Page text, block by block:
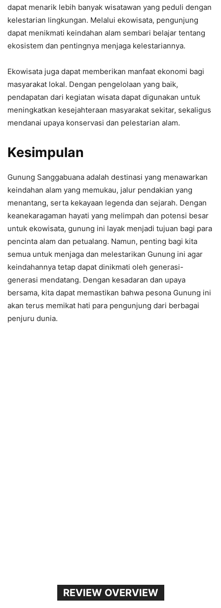
dapat menarik lebih banyak wisatawan yang peduli dengan
kelestarian lingkungan. Melalui ekowisata, pengunjung
dapat menikmati keindahan alam sembari belajar tentang
ekosistem dan pentingnya menjaga kelestariannya.
Ekowisata juga dapat memberikan manfaat ekonomi bagi
masyarakat lokal. Dengan pengelolaan yang baik,
pendapatan dari kegiatan wisata dapat digunakan untuk
meningkatkan kesejahteraan masyarakat sekitar, sekaligus
mendanai upaya konservasi dan pelestarian alam.
Kesimpulan
Gunung Sanggabuana adalah destinasi yang menawarkan
keindahan alam yang memukau, jalur pendakian yang
menantang, serta kekayaan legenda dan sejarah. Dengan
keanekaragaman hayati yang melimpah dan potensi besar
untuk ekowisata, gunung ini layak menjadi tujuan bagi para
pencinta alam dan petualang. Namun, penting bagi kita
semua untuk menjaga dan melestarikan Gunung ini agar
keindahannya tetap dapat dinikmati oleh generasi-
generasi mendatang. Dengan kesadaran dan upaya
bersama, kita dapat memastikan bahwa pesona Gunung ini
akan terus memikat hati para pengunjung dari berbagai
penjuru dunia.
REVIEW OVERVIEW